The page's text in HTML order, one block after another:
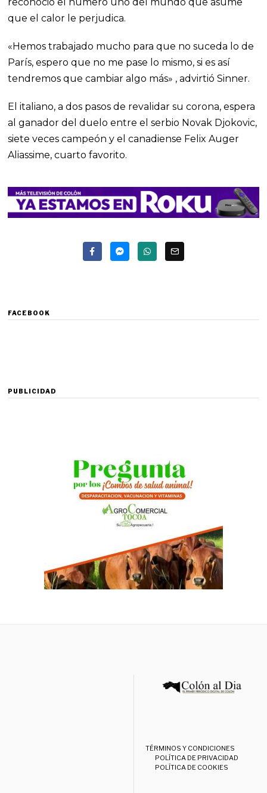
que el calor le perjudica.
«Hemos trabajado mucho para que no suceda lo de
París, espero que no me pase lo mismo, si es así
tendremos que cambiar algo más» , advirtió Sinner.
El italiano, a dos pasos de revalidar su corona, espera
al ganador del duelo entre el serbio Novak Djokovic,
siete veces campeón y el canadiense Felix Auger
Aliassime, cuarto favorito.
FACEBOOK
PUBLICIDAD
TÉRMINOS Y CONDICIONES
POLÍTICA DE PRIVACIDAD
POLÍTICA DE COOKIES